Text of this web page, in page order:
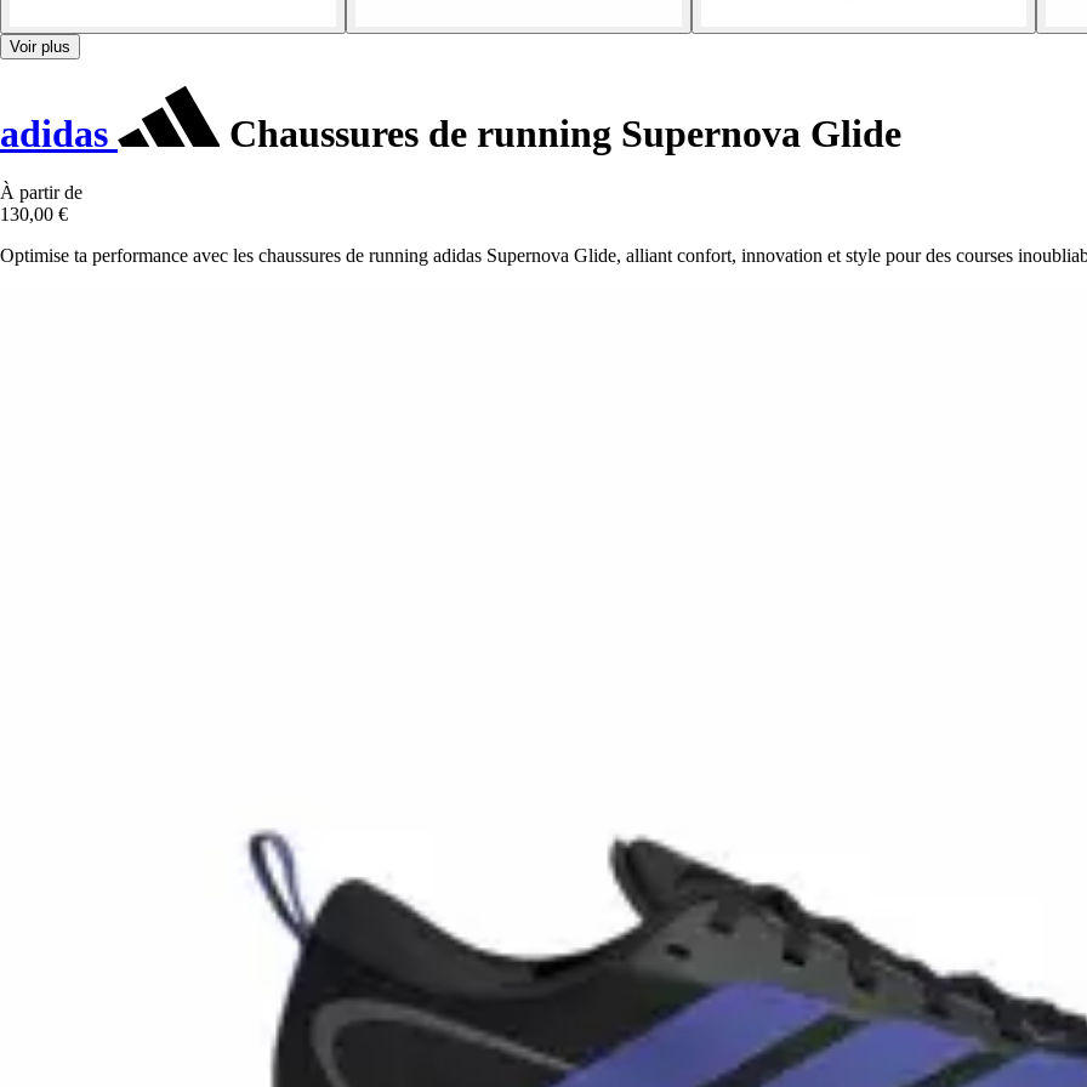
Voir plus
adidas Chaussures de running Supernova Glide
À partir de
130,00 €
Optimise ta performance avec les chaussures de running adidas Supernova Glide, alliant confort, innovation et style pour des courses